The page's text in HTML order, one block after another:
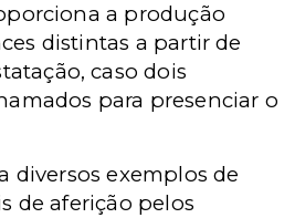
a produção
distintas a partir de
caso dois
para presenciar o
diversos exemplos de
de aferição pelos